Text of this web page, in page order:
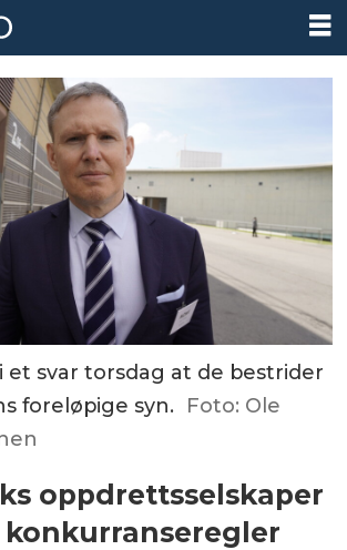
et svar torsdag at de bestrider
foreløpige syn. Foto: Ole
oppdrettsselskaper